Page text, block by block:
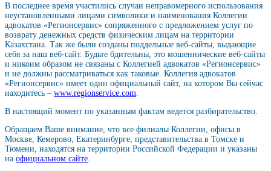
В последнее время участились случаи неправомерного использования
неустановленными лицами символики и наименования Коллегии
адвокатов «Регионсервис» сопряженного с предложением услуг по
возврату денежных средств физическим лицам на территории
Казахстана. Так же были созданы поддельные веб-сайты, выдающие
себя за наш веб-сайт. Будьте бдительны, это мошеннические веб-сайты
и никоим образом не связаны с Коллегией адвокатов «Регионсервис»
и не должны рассматриваться как таковые. Коллегия адвокатов
«Регионсервис» имеет один официальный сайт, на котором Вы сейчас
находитесь – www.regionservice.com
В настоящий момент по указанным фактам ведется разбирательство.
Обращаем Ваше внимание, что все филиалы Коллегии, офисы в
Москве, Кемерово, Екатеринбурге, представительства в Томске и
Тюмени, находятся на территории Российской Федерации и указаны
на официальном сайте